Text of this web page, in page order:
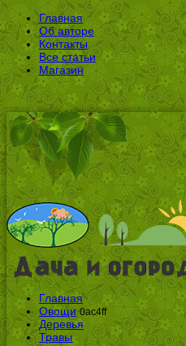
Главная
Об авторе
Контакты
Все статьи
Магазин
Главная
Овощи 0ac4ff
Деревья
Травы